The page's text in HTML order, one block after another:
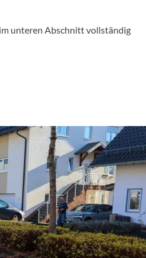
unteren Abschnitt vollständig